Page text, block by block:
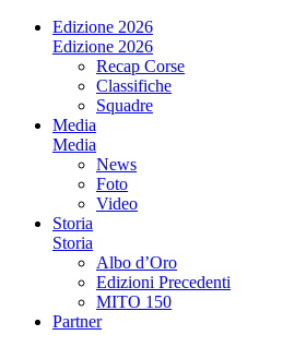
Edizione 2026
Edizione 2026
Recap Corse
Classifiche
Squadre
Media
Media
News
Foto
Video
Storia
Storia
Albo d’Oro
Edizioni Precedenti
MITO 150
Partner